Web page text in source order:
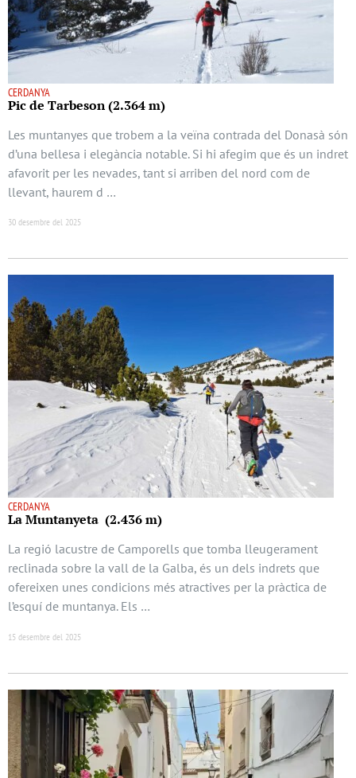
CERDANYA
Pic de Tarbeson (2.364 m)
Les muntanyes que trobem a la veïna contrada del Donasà són
d’una bellesa i elegància notable. Si hi afegim que és un indret
afavorit per les nevades, tant si arriben del nord com de
llevant, haurem d …
30 desembre del 2025
CERDANYA
La Muntanyeta (2.436 m)
La regió lacustre de Camporells que tomba lleugerament
reclinada sobre la vall de la Galba, és un dels indrets que
ofereixen unes condicions més atractives per la pràctica de
l’esquí de muntanya. Els …
15 desembre del 2025